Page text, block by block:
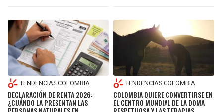
TENDENCIAS COLOMBIA
DECLARACIÓN DE RENTA 2026:
¿CUÁNDO LA PRESENTAN LAS
TENDENCIAS COLOMBIA
COLOMBIA QUIERE CONVERTIRSE EN
EL CENTRO MUNDIAL DE LA DOMA